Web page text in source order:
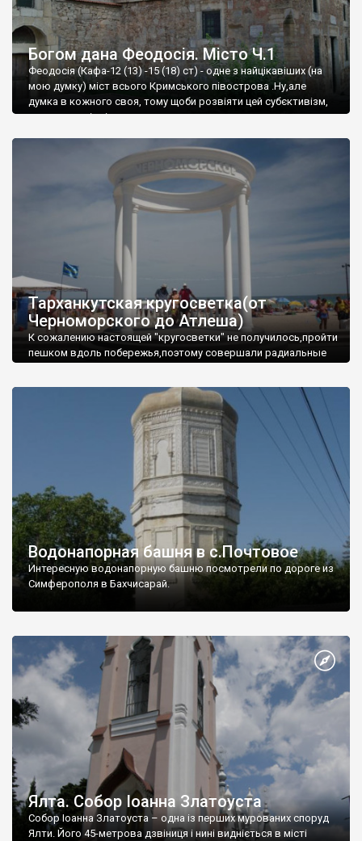
Богом дана Феодосія. Місто Ч.1
Феодосія (Кафа-12 (13) -15 (18) ст) - одне з найцікавіших (на
мою думку) міст всього Кримського півострова .Ну,але
думка в кожного своя, тому щоби розвіяти цей субєктивізм,
запрошую відвідати це
Тарханкутская кругосветка(от
Черноморского до Атлеша)
К сожалению настоящей "кругосветки" не получилось,пройти
пешком вдоль побережья,поэтому совершали радиальные
Водонапорная башня в с.Почтовое
Интересную водонапорную башню посмотрели по дороге из
Симферополя в Бахчисарай.
Ялта. Собор Іоанна Златоуста
Собор Іоанна Златоуста – одна із перших мурованих споруд
Ялти. Його 45-метрова дзвіниця і нині видніється в місті